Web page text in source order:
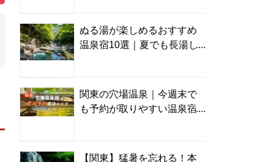
ぬる湯が楽しめるおすすめ
温泉宿10選｜夏でも長湯し
関東の穴場温泉｜今週末で
も予約が取りやすい温泉宿
【関東】猛暑を忘れる！本